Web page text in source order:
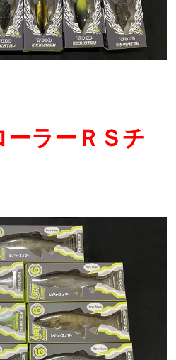
ラーＲＳチ